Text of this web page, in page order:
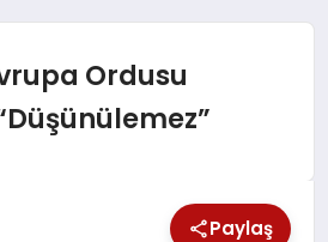
Ordusu
Paylaş